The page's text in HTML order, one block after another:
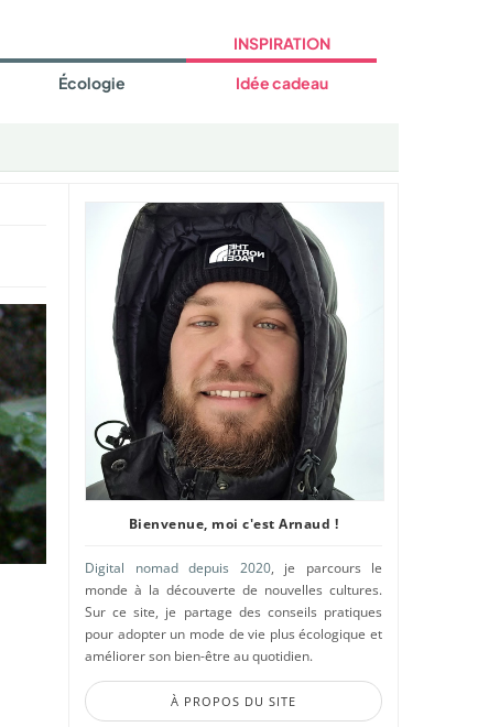
Écologie
INSPIRATION
Idée cadeau
Bienvenue, moi c'est Arnaud !
Digital nomad depuis 2020, je parcours le
monde à la découverte de nouvelles cultures.
Sur ce site, je partage des conseils pratiques
pour adopter un mode de vie plus écologique et
améliorer son bien-être au quotidien.
À PROPOS DU SITE